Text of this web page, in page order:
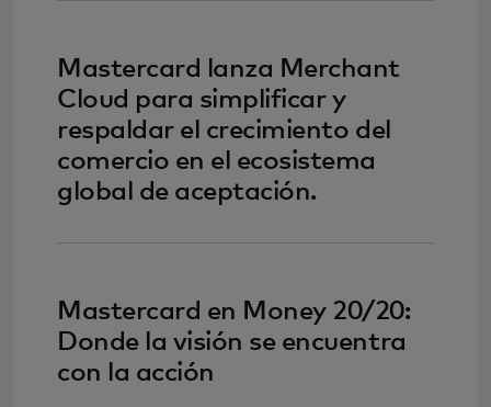
Mastercard lanza Merchant
Cloud para simplificar y
respaldar el crecimiento del
comercio en el ecosistema
global de aceptación.
Mastercard en Money 20/20:
Donde la visión se encuentra
con la acción